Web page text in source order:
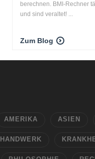
berechnen. BMI-Rechner
und sind veraltet! ...
Zum Blog
AMERIKA ASIEN
HANDWERK